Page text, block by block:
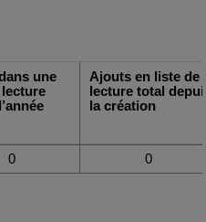
une
lecture
Ajouts en liste de
lecture total
la création
0 0